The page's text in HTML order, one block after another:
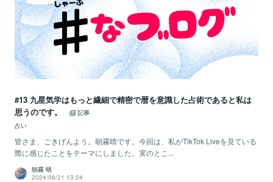
#13 九星気学はもっと繊細で精密で暦を意識した占術であると私は
思うのです。
記事
占い
皆さま、ごきげんよう。朝霧晴です。今回は、私がTikTok Liveを見ている
際に感じたことをテーマにしました。実のとこ...
朝霧 晴
2024/06/21 13:24